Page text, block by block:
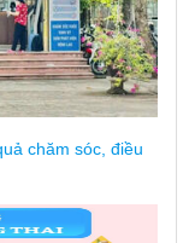
chăm sóc, điều